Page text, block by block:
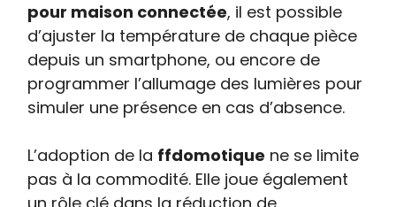
pour maison connectée, il est possible
d’ajuster la température de chaque pièce
depuis un smartphone, ou encore de
programmer l’allumage des lumières pour
simuler une présence en cas d’absence.
L’adoption de la ffdomotique ne se limite
pas à la commodité. Elle joue également